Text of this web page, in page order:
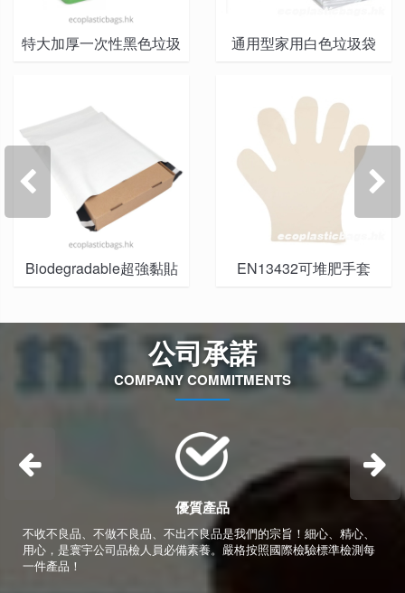
特大加厚一次性黑色垃圾
通用型家用白色垃圾袋
Biodegradable超強黏貼
EN13432可堆肥手套
 
公司承諾
COMPANY COMMITMENTS
優質產品
不收不良品、不做不良品、不出不良品是我們的宗旨！細心、精心、
用心，是寰宇公司品檢人員必備素養。嚴格按照國際檢驗標準檢測每
一件產品！
 